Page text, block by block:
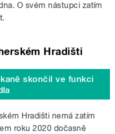
O svém nástupci zatím
Hradišti
skončil ve funkci
Hradišti nemá zatím
roku 2020 dočasně